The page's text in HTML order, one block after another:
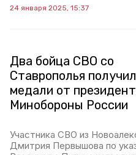
24 января 2025, 15:37
Два бойца СВО со
Ставрополья
медали от
Минобороны России
Участника СВО из
Дмитрия Первышова по